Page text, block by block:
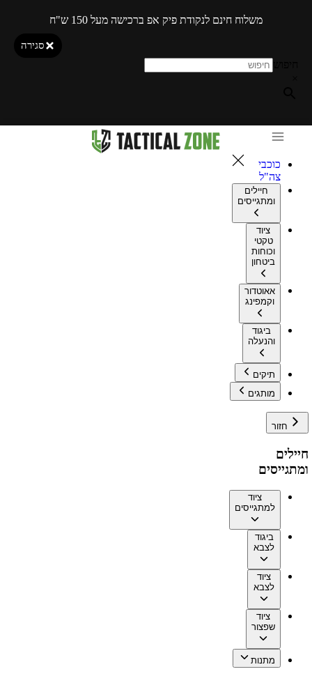
משלוח חינם לנקודת פיק אפ ברכישה מעל 150 ש"ח
סגירה
כוכבי
צה"ל
חיילים
ומתגייסים
ציוד
טקטי
וכוחות
ביטחון
אאוטדור
וקמפינג
ביגוד
והנעלה
תיקים
מותגים
חזור
חיילים
ומתגייסים
ציוד
למתגייסים
ביגוד
לצבא
ציוד
לצבא
ציוד
שפצור
מתנות